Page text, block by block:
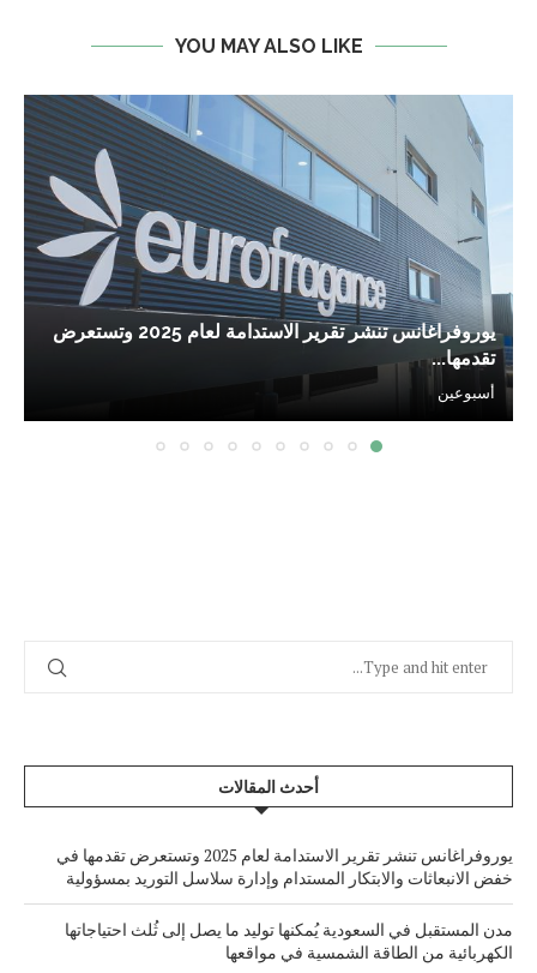
YOU MAY ALSO LIKE
يوروفراغانس تنشر تقرير الاستدامة لعام 2025 وتستعرض
تقدمها...
أسبوعين
أحدث المقالات
يوروفراغانس تنشر تقرير الاستدامة لعام 2025 وتستعرض تقدمها في
خفض الانبعاثات والابتكار المستدام وإدارة سلاسل التوريد بمسؤولية
مدن المستقبل في السعودية يُمكنها توليد ما يصل إلى ثُلث احتياجاتها
الكهربائية من الطاقة الشمسية في مواقعها